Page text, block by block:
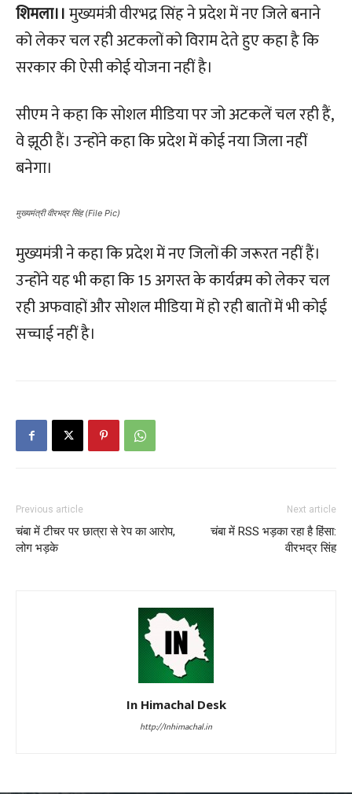
शिमला।।मुख्यमंत्री वीरभद्र सिंह ने प्रदेश में नए जिले बनाने
को लेकर चल रही अटकलों को विराम देते हुए कहा है कि
सरकार की ऐसी कोई योजना नहीं है।
सीएम ने कहा कि सोशल मीडिया पर जो अटकलें चल रही हैं,
वे झूठी हैं। उन्होंने कहा कि प्रदेश में कोई नया जिला नहीं
बनेगा।
मुख्यमंत्री वीरभद्र सिंह (File Pic)
मुख्यमंत्री ने कहा कि प्रदेश में नए जिलों की जरूरत नहीं हैं।
उन्होंने यह भी कहा कि 15 अगस्त के कार्यक्र्म को लेकर चल
रही अफवाहों और सोशल मीडिया में हो रही बातों में भी कोई
सच्चाई नहीं है।
Previous article
चंबा में टीचर पर छात्रा से रेप का आरोप,
लोग भड़के
Next article
चंबा में RSS भड़का रहा है हिंसा:
वीरभद्र सिंह
In Himachal Desk
http://Inhimachal.in